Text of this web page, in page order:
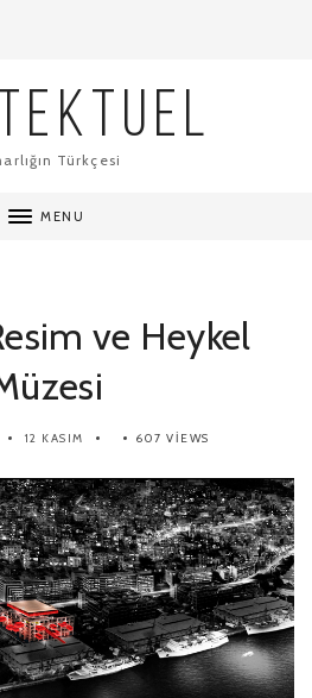
Türkçesi
MENU
ve Heykel
12 KASIM 607 VIEWS